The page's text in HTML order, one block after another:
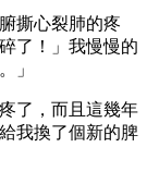
撕心裂肺的疼
了！」我慢慢的
」
了，而且這幾年
我換了個新的脾